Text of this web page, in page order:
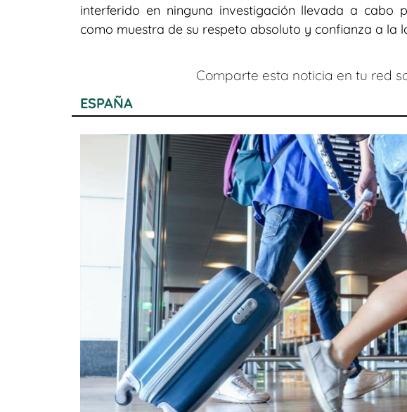
interferido en ninguna investigación llevada a cabo
como muestra de su respeto absoluto y confianza a la
Comparte esta noticia en tu red
ESPAÑA